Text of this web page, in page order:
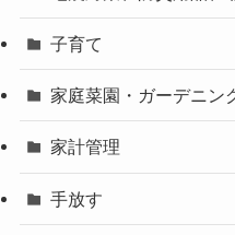
子育て
家庭菜園・ガーデニン
家計管理
手放す